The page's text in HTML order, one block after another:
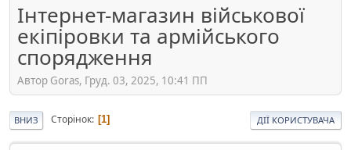
Інтернет-магазин військової
екіпіровки та армійського
спорядження
Автор Goras, Груд. 03, 2025, 10:41 ПП
ВНИЗ Сторінок 1 ДІЇ КОРИСТУВАЧА